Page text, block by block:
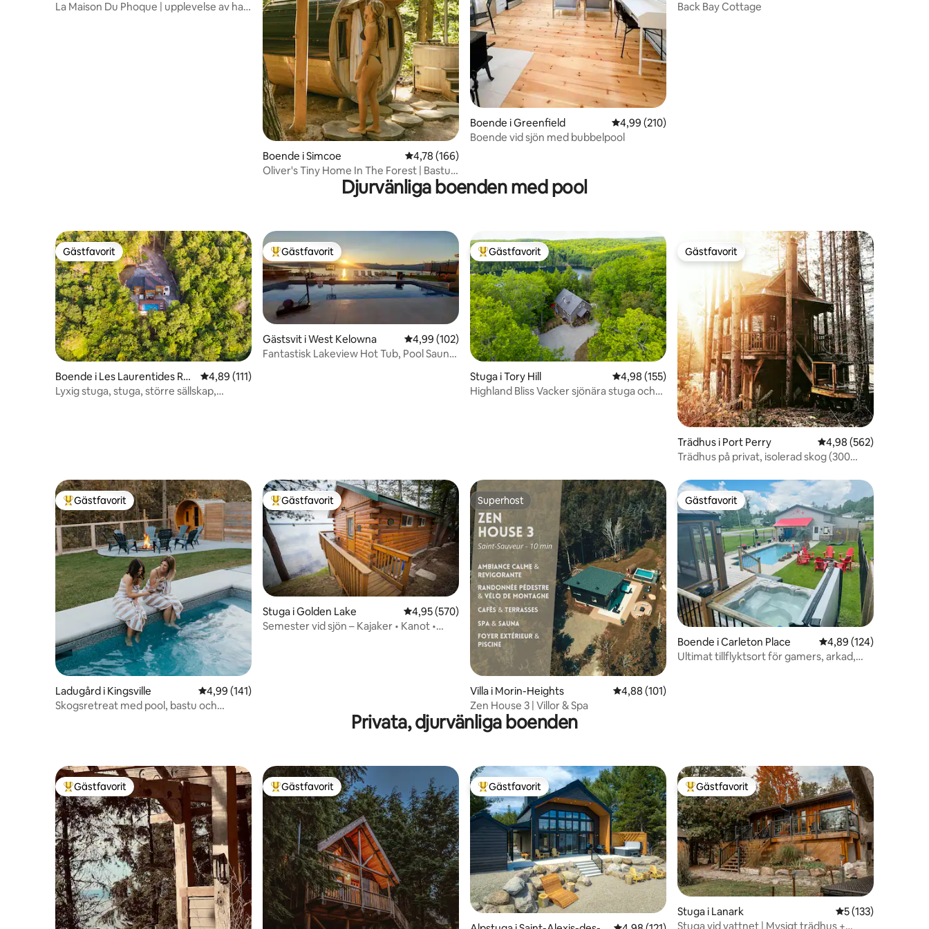
La Maison Du Phoque | upplevelse av hav
Boende i Simcoe 4,78 av 5 i genomsnittligt betyg, 166 omdömen
4,78 (166)
Oliver's Tiny Home In The Forest | Bastu
Boende i Greenfield 4,99 av 5 i genomsnittligt betyg, 210 omdömen
4,99 (210)
Boende vid sjön med bubbelpool
Back Bay Cottage
Djurvänliga boenden med pool
Gästfavorit
Gästfavorit
Boende i Les Laurentides Re
gional County Municipality
4,89 av 5 i genomsnittligt betyg, 111 omdömen
4,89 (111)
Lyxig stuga, stuga, större sällskap,
Populär gästfavorit
Gästfavorit
Gästsvit i West Kelowna 4,99 av 5 i genomsnittligt betyg, 102 omdömen
4,99 (102)
Fantastisk Lakeview Hot Tub, Pool Sauna,
Populär gästfavorit
Gästfavorit
Stuga i Tory Hill 4,98 av 5 i genomsnittligt betyg, 155 omdömen
4,98 (155)
Highland Bliss Vacker sjönära stuga och
Gästfavorit
Gästfavorit
Trädhus i Port Perry 4,98 av 5 i
4,98 (562)
Trädhus på privat, isolerad skog (300
Populär gästfavorit
Gästfavorit
Ladugård i Kingsville 4,99 av 5 i genomsnittligt betyg, 141 omdömen
4,99 (141)
Skogsretreat med pool, bastu och
Populär gästfavorit
Gästfavorit
Stuga i Golden Lake 4,95 av 5 i genomsnittligt betyg, 570 omdömen
4,95 (570)
Semester vid sjön – Kajaker • Kanot •
Superhost
Superhost
Villa i Morin-Heights 4,88 av 5 i genomsnittligt betyg, 101 omdömen
4,88 (101)
Zen House 3 | Villor & Spa
Gästfavorit
Gästfavorit
Boende i Carleton Place 4,89 av 5 i
4,89 (124)
Ultimat tillflyktsort för gamers, arkad,
Privata, djurvänliga boenden
Populär gästfavorit
Gästfavorit Populär gästfavorit
Gästfavorit Populär gästfavorit
Gästfavorit Populär gästfavorit
Gästfavorit
Stuga i Lanark 5 av 5 i
5 (133)
Stuga vid vattnet | Mysigt trädhus +